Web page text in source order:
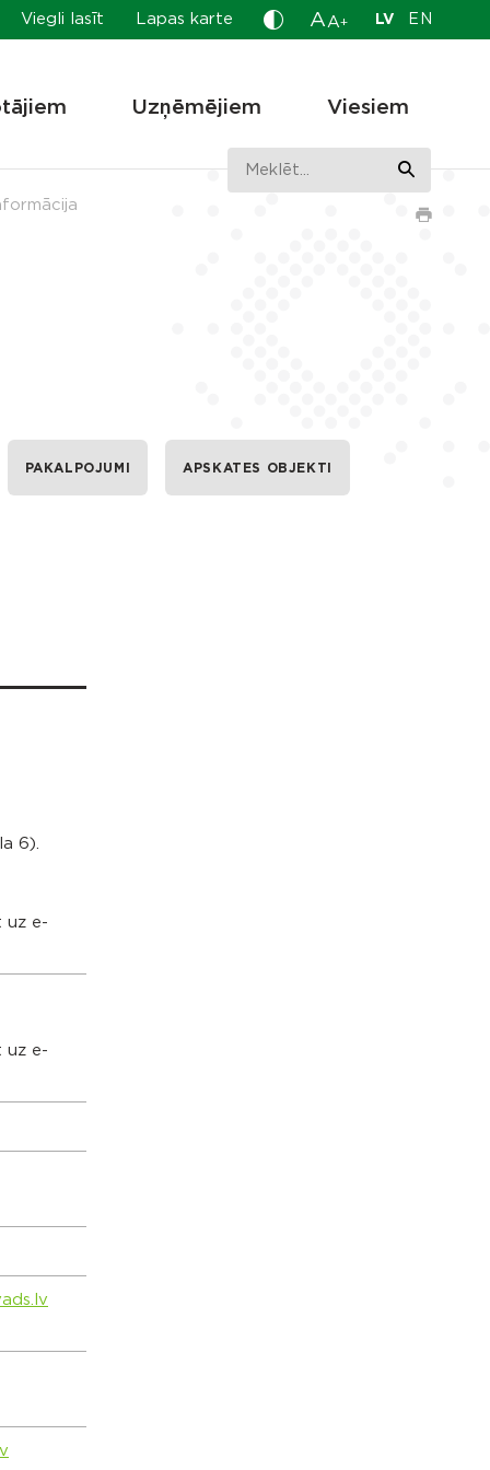
Viegli lasīt Lapas karte A A+ LV EN
Uzņēmējiem Viesiem
PAKALPOJUMI APSKATES OBJEKTI
6).
uz e-
uz e-